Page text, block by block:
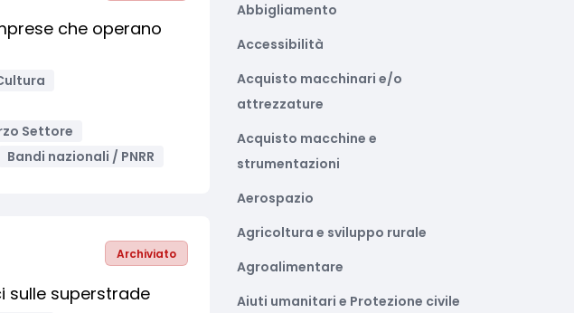
che operano
Settore
Bandi nazionali / PNRR
Archiviato
sulle superstrade
Abbigliamento
Accessibilità
Acquisto macchinari e/o
attrezzature
Acquisto macchine e
strumentazioni
Aerospazio
Agricoltura e sviluppo rurale
Agroalimentare
Aiuti umanitari e Protezione civile